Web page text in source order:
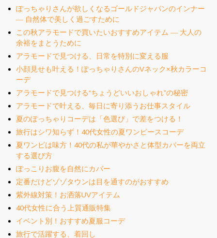
ぽっちゃりさんが欲しくなるゴールドジャパンのインナー
― 自然体で美しく過ごすために
この秋アラモードで買いたいおすすめアイテム ― 大人の
余裕をまとうために
アラモードで見つける、日常を特別に変える服
小顔見せも叶える！ぽっちゃりさんのVネック×秋カラーコ
ーデ
アラモードで見つける“ちょうどいいおしゃれ”の秘密
アラモードで叶える、毎日に寄り添うお仕事スタイル
夏のぽっちゃりコーデは「色選び」で差をつける！
旅行はシワ知らず！40代女性の夏ワンピースコーデ
夏ワンピは味方！40代の私が華やかさと体型カバーを両立
する選び方
ぽっこりお腹を自然にカバー
定番だけどゾゾタウンは目を通すのがおすすめ
紫外線対策！お洒落UVアイテム
40代女性に合う上質通販特集
イベント別！おすすめ夏服コーデ
旅行で活躍する、着回し